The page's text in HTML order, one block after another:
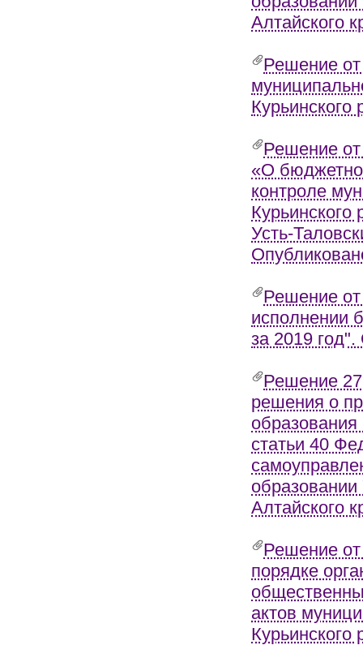
Алтайского
Решение
Курьинского
Решение
«О
контроле
Усть-
Решение
исполнении
за 2019
Решение
решения о
статьи 40
образовании
Алтайского
Решение
порядке
актов
Курьинского